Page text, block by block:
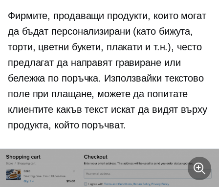
Фирмите, продаващи продукти, които могат
да бъдат персонализирани (като бижута,
торти, цветни букети, плакати и т.н.), често
предлагат да направят гравиране или
бележка по поръчка. Използвайки текстово
поле при плащане, можете да попитате
клиентите какъв текст искат да видят върху
продукта, който поръчват.